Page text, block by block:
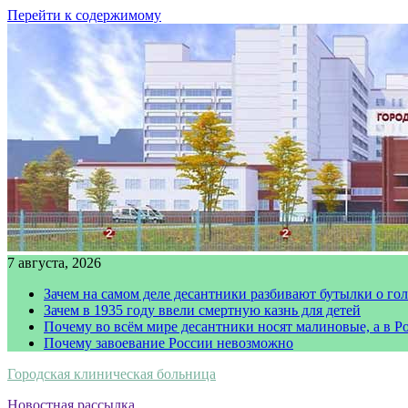
Перейти к содержимому
7 августа, 2026
Зачем на самом деле десантники разбивают бутылки о
Зачем в 1935 году ввели смертную казнь для детей
Почему во всём мире десантники носят малиновые, а в
Почему завоевание России невозможно
Городская клиническая больница
Новостная рассылка